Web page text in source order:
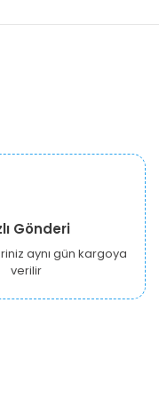
Gönderi
aynı gün kargoya
verilir